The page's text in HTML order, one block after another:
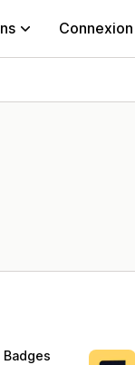
Connexion
Badges